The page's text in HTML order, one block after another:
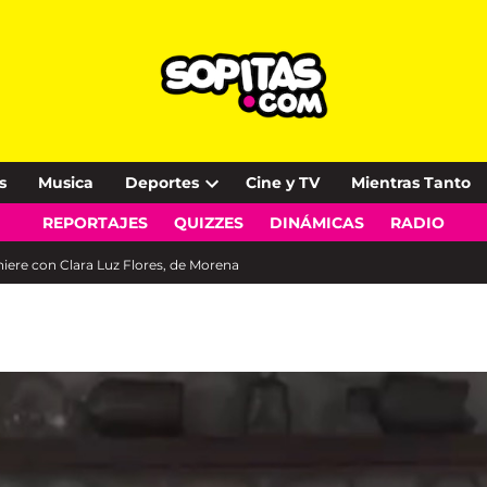
Musica Deportes
Open
dropdown
Cine y TV Mientras Tanto
REPORTAJES QUIZZES DINÁMICAS RADIO
con Clara Luz Flores, de Morena